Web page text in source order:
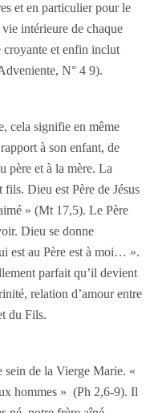
et en particulier pour le
intérieure de chaque
et enfin inclut
N° 4 9).
cela signifie en même
à son enfant, de
père et à la mère. La
fils. Dieu est Père de Jésus
» (Mt 17,5). Le Père
Dieu se donne
est au Père est à moi… ».
parfait qu’il devient
relation d’amour entre
du Fils.
sein de la Vierge Marie. «
hommes » (Ph 2,6-9). Il